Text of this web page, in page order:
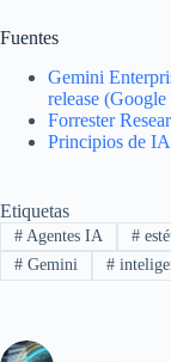
Fuentes
Gemini
release
Forrester
Principios de
Etiquetas
#Agentes IA #
#Gemini #